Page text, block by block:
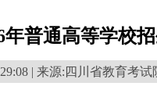
年普通高等学校
| 来源:四川省教育考试